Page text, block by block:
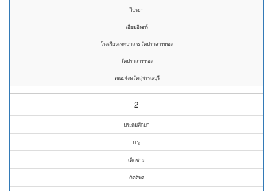
ไปรยา
เอี่ยมอินทร์
โรงเรียนเทศบาล ๒ วัดปราสาททอง
วัดปราสาททอง
คณะจังหวัดสุพรรณบุรี
2
ประถมศึกษา
ป.๖
เด็กชาย
กิตติพศ